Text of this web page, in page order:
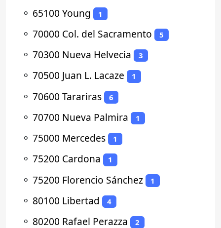
⚬ 65100 Young 1
⚬ 70000 Col. del Sacramento 5
⚬ 70300 Nueva Helvecia 3
⚬ 70500 Juan L. Lacaze 1
⚬ 70600 Tarariras 6
⚬ 70700 Nueva Palmira 1
⚬ 75000 Mercedes 1
⚬ 75200 Cardona 1
⚬ 75200 Florencio Sánchez 1
⚬ 80100 Libertad 4
⚬ 80200 Rafael Perazza 2